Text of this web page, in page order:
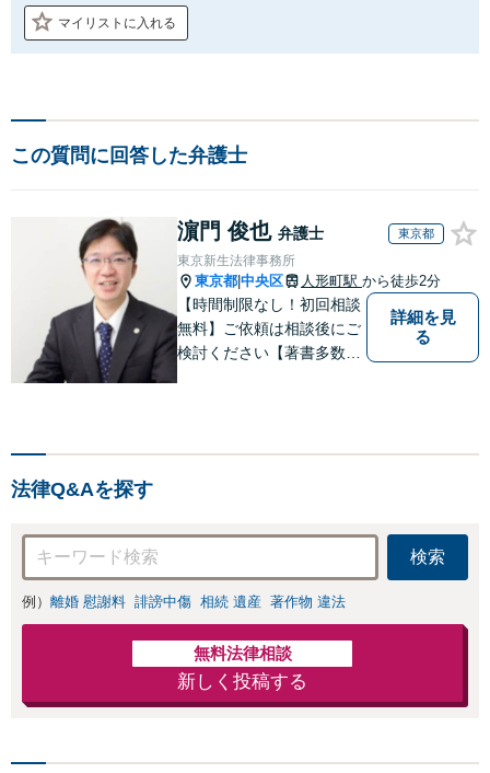
マイリストに入れる
この質問に回答した弁護士
濵門 俊也 弁護士 東京都
東京新生法律事務所
東京都 中央区 人形町駅 から徒歩2分
【時間制限なし！初回相談
無料】ご依頼は相談後にご
検討ください【著書多数】
詳細を見
る
法律Q&Aを探す
検索
例） 離婚 慰謝料 誹謗中傷 相続 遺産 著作物 違法
無料法律相談
新しく投稿する